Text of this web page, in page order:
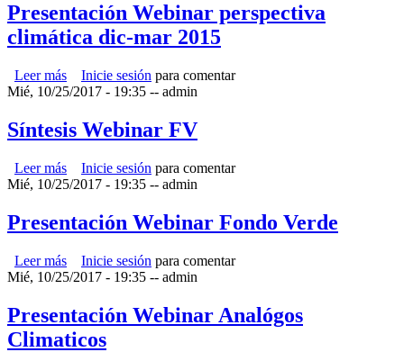
Presentación Webinar perspectiva
climática dic-mar 2015
Leer más sobre Presentación Webinar perspectiva climática dic-mar
2015
Inicie sesión para comentar
Mié, 10/25/2017 - 19:35 -- admin
Síntesis Webinar FV
Leer más sobre Síntesis Webinar FV
Inicie sesión para comentar
Mié, 10/25/2017 - 19:35 -- admin
Presentación Webinar Fondo Verde
Leer más sobre Presentación Webinar Fondo Verde
Inicie sesión para comentar
Mié, 10/25/2017 - 19:35 -- admin
Presentación Webinar Analógos
Climaticos